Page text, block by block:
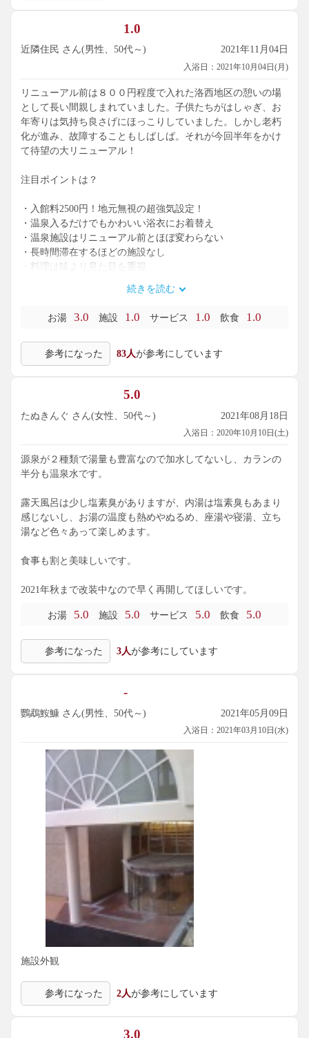
1.0
近隣住民 さん(男性、50代～) 2021年11月04日
入浴日：2021年10月04日(月)
リニューアル前は８００円程度で入れた洛西地区の憩いの場
として長い間親しまれていました。子供たちがはしゃぎ、お
年寄りは気持ち良さげにほっこりしていました。しかし老朽
化が進み、故障することもしばしば。それが今回半年をかけ
て待望の大リニューアル！
注目ポイントは？
・入館料2500円！地元無視の超強気設定！
・温泉入るだけでもかわいい浴衣にお着替え
・温泉施設はリニューアル前とほぼ変わらない
・長時間滞在するほどの施設なし
・料理は味より見た目を重視
・近隣に観光スポット特になし
・京都駅からバスで長旅が堪能できるアクセス性
何も知らない通りすがりの観光客におすすめです！
続きを読む
お湯 3.0 施設 1.0 サービス 1.0 飲食 1.0
参考になった 83人が参考にしています
5.0
たぬきんぐ さん(女性、50代～) 2021年08月18日
入浴日：2020年10月10日(土)
源泉が２種類で湯量も豊富なので加水してないし、カランの
半分も温泉水です。
露天風呂は少し塩素臭がありますが、内湯は塩素臭もあまり
感じないし、お湯の温度も熱めやぬるめ、座湯や寝湯、立ち
湯など色々あって楽しめます。
食事も割と美味しいです。
2021年秋まで改装中なので早く再開してほしいです。
お湯 5.0 施設 5.0 サービス 5.0 飲食 5.0
参考になった 3人が参考にしています
-
鸚鵡鮟鱇 さん(男性、50代～) 2021年05月09日
入浴日：2021年03月10日(水)
施設外観
参考になった 2人が参考にしています
3.0